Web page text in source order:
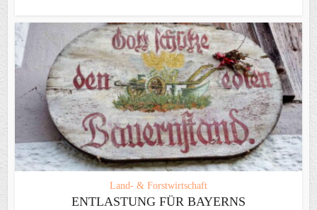
Land- & Forstwirtschaft
ENTLASTUNG FÜR BAYERNS